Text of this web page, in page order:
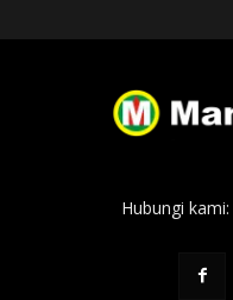
Hubungi kami: